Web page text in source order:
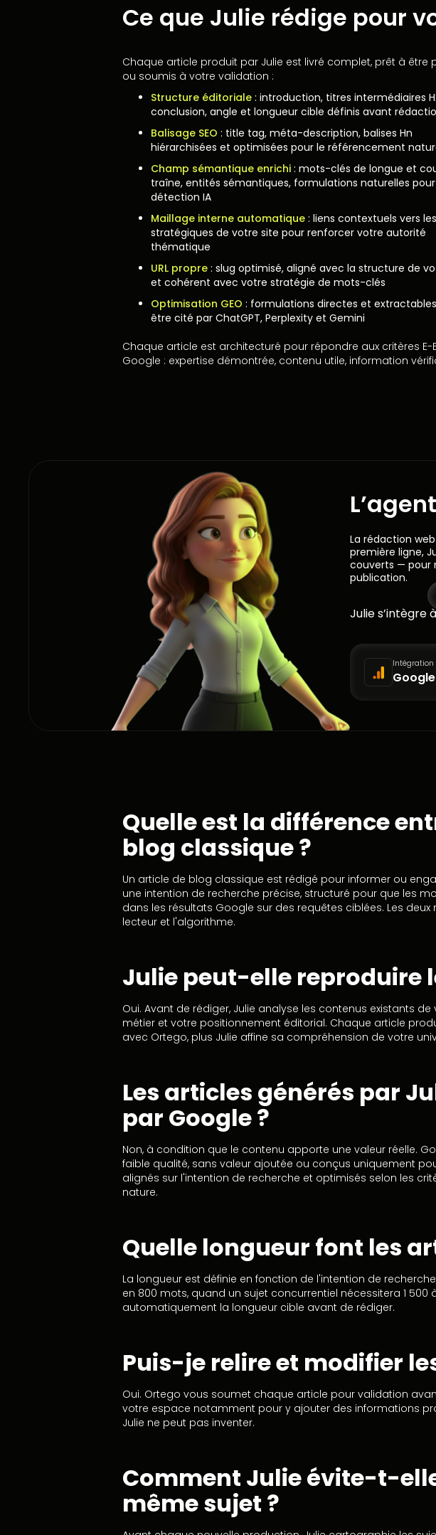
Ce que Julie rédige pour
Chaque article produit par Julie est livré complet, prêt à être
ou soumis à votre validation :
Structure éditoriale : introduction, titres intermédiaires
conclusion, angle et longueur cible définis avant
Balisage SEO : title tag, méta-description, balises Hn
hiérarchisées et optimisées pour le référencement
Champ sémantique enrichi : mots-clés de longue et
traîne, entités sémantiques, formulations naturelles
détection IA
Maillage interne automatique : liens contextuels vers
stratégiques de votre site pour renforcer votre autorité
thématique
URL propre : slug optimisé, aligné avec la structure de
et cohérent avec votre stratégie de mots-clés
Optimisation GEO : formulations directes et
être cité par ChatGPT, Perplexity et Gemini
Chaque article est architecturé pour répondre aux critères E-
Google : expertise démontrée, contenu utile, information
La rédaction
première ligne,
couverts — pour
publication.
Julie s’intègre
Intégration
Quelle est la différence
blog classique ?
Un article de blog classique est rédigé pour informer ou
une intention de recherche précise, structuré pour que les
dans les résultats Google sur des requêtes ciblées. Les
lecteur et l'algorithme.
Julie peut-elle reproduire
Oui. Avant de rédiger, Julie analyse les contenus existants
métier et votre positionnement éditorial. Chaque article
avec Ortego, plus Julie affine sa compréhension de votre
Les articles générés par
par Google ?
Non, à condition que le contenu apporte une valeur réelle.
faible qualité, sans valeur ajoutée ou conçus uniquement
alignés sur l'intention de recherche et optimisés selon les
nature.
Quelle longueur font les
La longueur est définie en fonction de l'intention de
en 800 mots, quand un sujet concurrentiel nécessitera 1
automatiquement la longueur cible avant de rédiger.
Puis-je relire et modifier
Oui. Ortego vous soumet chaque article pour validation
votre espace notamment pour y ajouter des informations
Julie ne peut pas inventer.
Comment Julie évite-t-
même sujet ?